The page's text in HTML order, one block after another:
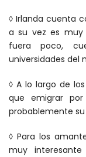
◊Irlanda cuenta
a su vez es muy
fuera poco,
universidades del
◊A lo largo de
que emigrar
probablemente su
◊ Para los
muy